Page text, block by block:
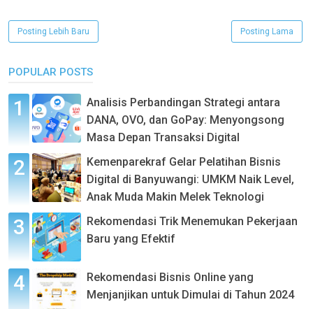
Posting Lebih Baru Posting Lama
POPULAR POSTS
Analisis Perbandingan Strategi antara
DANA, OVO, dan GoPay: Menyongsong
Masa Depan Transaksi Digital
Kemenparekraf Gelar Pelatihan Bisnis
Digital di Banyuwangi: UMKM Naik Level,
Anak Muda Makin Melek Teknologi
Rekomendasi Trik Menemukan Pekerjaan
Baru yang Efektif
Rekomendasi Bisnis Online yang
Menjanjikan untuk Dimulai di Tahun 2024